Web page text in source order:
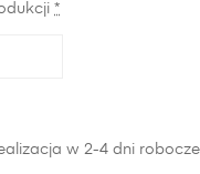
*
w 2-4 dni robocze)